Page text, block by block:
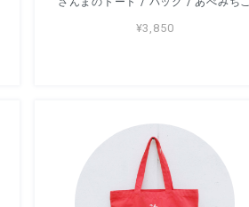
¥3,850